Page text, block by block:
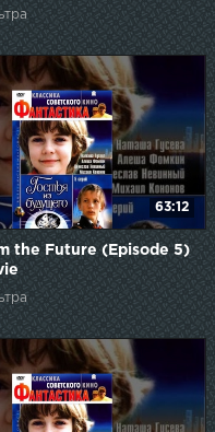
63:12
the Future (Episode 5)